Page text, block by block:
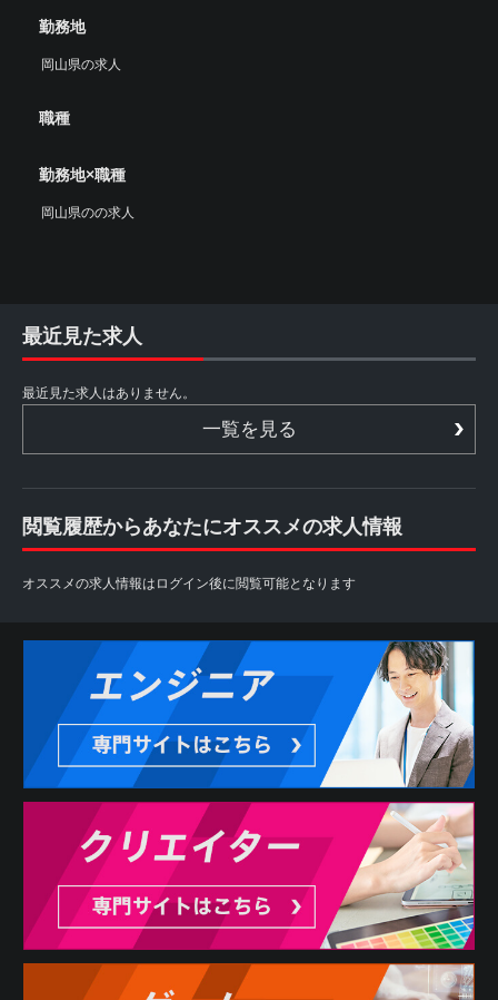
勤務地
岡山県の求人
職種
勤務地×職種
岡山県のの求人
最近見た求人
最近見た求人はありません。
一覧を見る
閲覧履歴からあなたにオススメの求人情報
オススメの求人情報はログイン後に閲覧可能となります